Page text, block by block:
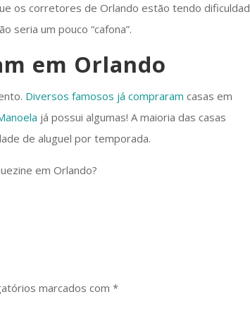
os corretores de Orlando estão tendo
seria um pouco “cafona”.
em Orlando
Diversos famosos já compraram casas em
já possui algumas! A maioria das casas
de aluguel por temporada.
em Orlando?
marcados com*